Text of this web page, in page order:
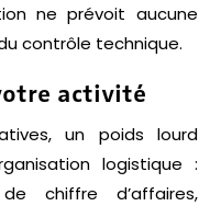
ne prévoit aucune
contrôle technique.
activité
un poids lourd
logistique :
chiffre d’affaires,